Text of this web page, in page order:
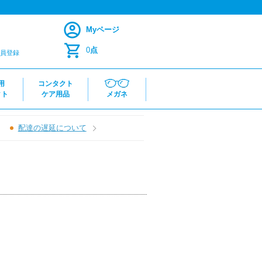
登録
Myページ
0点
コンタクト
ケア用品
メガネ
配達の遅延について